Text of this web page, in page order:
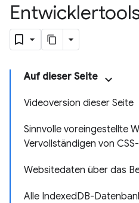
Auf dieser Seite
Videoversion dieser Seite
Sinnvolle voreingestellte
Vervollständigen von
Websitedaten über das
Alle IndexedDB-